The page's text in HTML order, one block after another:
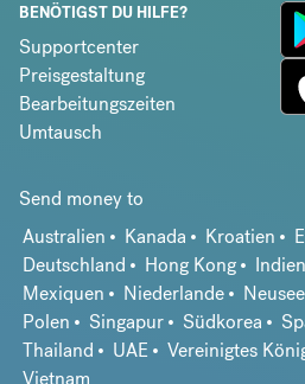
BENÖTIGST DU HILFE?
Supportcenter
Preisgestaltung
Bearbeitungszeiten
Umtausch
Send money to
Australien
Kanada Kroatien
Deutschland
Hong Kong Indien
Mexiquen
Niederlande
Polen
Singapur Südkorea
Thailand
UAE Vereinigtes
Vietnam